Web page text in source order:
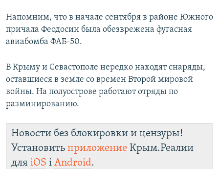
Напомним, что в начале сентября в районе Южного
причала Феодосии была обезврежена фугасная
авиабомба ФАБ-50.
В Крыму и Севастополе нередко находят снаряды,
оставшиеся в земле со времен Второй мировой
войны. На полуострове работают отряды по
разминированию.
Новости без блокировки и цензуры!
Установить приложение Крым.Реалии
для iOS і Android.